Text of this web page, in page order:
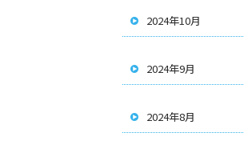
2024年10月
2024年9月
2024年8月